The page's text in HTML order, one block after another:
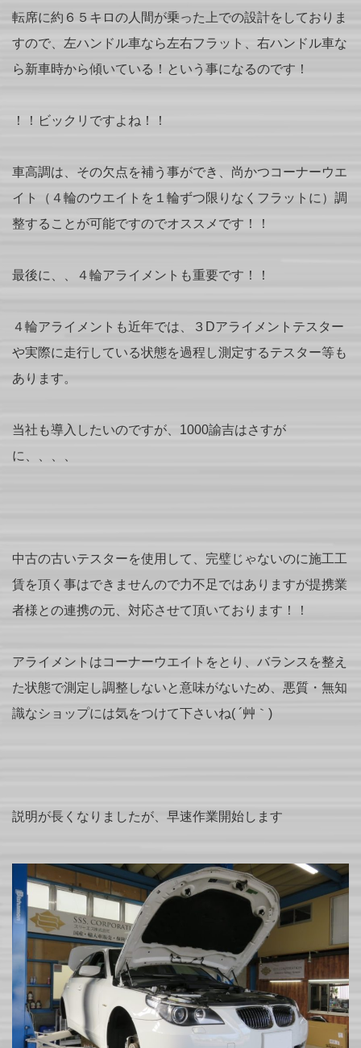
転席に約６５キロの人間が乗った上での設計をしておりま
すので、左ハンドル車なら左右フラット、右ハンドル車な
ら新車時から傾いている！という事になるのです！
！！ビックリですよね！！
車高調は、その欠点を補う事ができ、尚かつコーナーウエ
イト（４輪のウエイトを１輪ずつ限りなくフラットに）調
整することが可能ですのでオススメです！！
最後に、、４輪アライメントも重要です！！
４輪アライメントも近年では、３Dアライメントテスター
や実際に走行している状態を過程し測定するテスター等も
あります。
当社も導入したいのですが、1000諭吉はさすが
に、、、、
中古の古いテスターを使用して、完璧じゃないのに施工工
賃を頂く事はできませんので力不足ではありますが提携業
者様との連携の元、対応させて頂いております！！
アライメントはコーナーウエイトをとり、バランスを整え
た状態で測定し調整しないと意味がないため、悪質・無知
識なショップには気をつけて下さいね( ´艸｀)
説明が長くなりましたが、早速作業開始します